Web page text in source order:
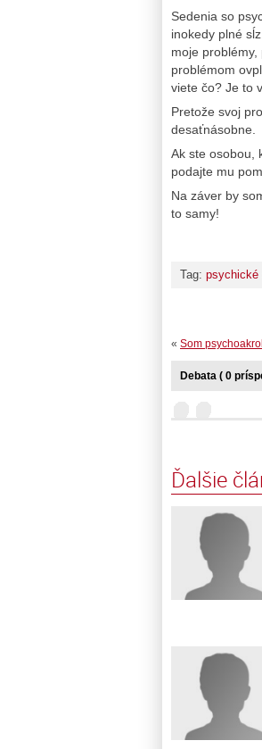
Sedenia so
inokedy plné
moje
problémom
viete čo? Je to
Pretože svoj
desaťnásobne.
Ak ste osobou,
podajte mu
Na záver by
to samy!
Tag: psychické
« Som
Debata ( 0
Ďalšie